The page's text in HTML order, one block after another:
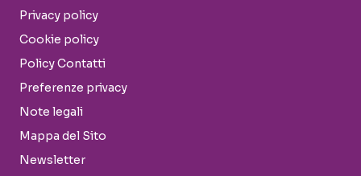
Privacy policy
Cookie policy
Policy Contatti
Preferenze privacy
Note legali
Mappa del Sito
Newsletter